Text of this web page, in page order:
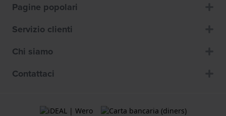
Pagine popolari
Servizio clienti
Chi siamo
Contattaci